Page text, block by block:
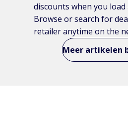
discounts when you load
Browse or search for
retailer anytime on the
Meer artikelen